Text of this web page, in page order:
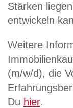
Stärken
entwickeln
Weitere
(m/w/d), die
Du hier.